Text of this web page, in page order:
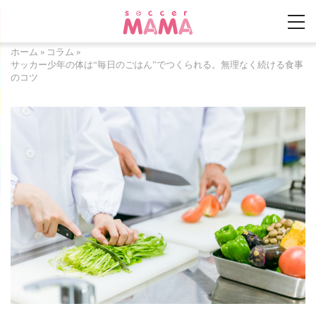
ホーム » コラム »
サッカー少年の体は“毎日のごはん”でつくられる。無理なく続ける食事
のコツ